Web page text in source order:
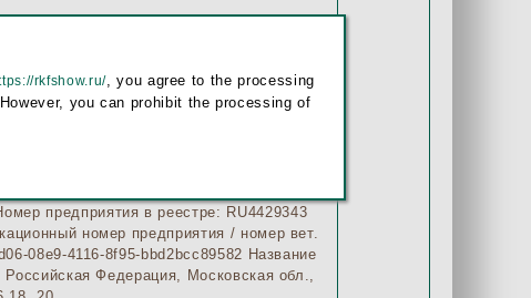
вручную, что увеличивает время
вручную, потому что номер
rkfshow.ru/, you agree to the processing
you can prohibit the processing of